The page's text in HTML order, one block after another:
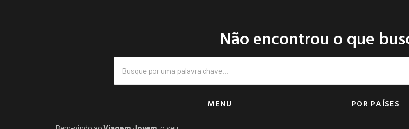
Não encontrou o que
MENU POR PAÍSES